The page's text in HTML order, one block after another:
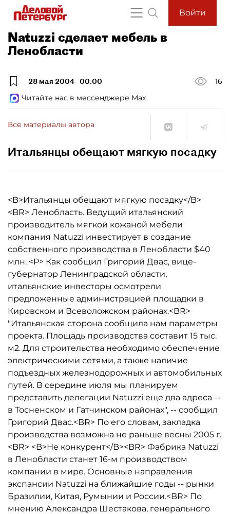
Войти
Natuzzi сделает мебель в
Ленобласти
28 мая 2004 00:00
16
Читайте нас в мессенджере Max
Все материалы автора
Итальянцы обещают мягкую посадку
<B>Итальянцы обещают мягкую посадку</B>
<BR> Ленобласть. Ведущий итальянский
производитель мягкой кожаной мебели
компания Natuzzi инвестирует в создание
собственного производства в Ленобласти $40
млн. <P> Как сообщил Григорий Двас, вице-
губернатор Ленинградской области,
итальянские инвесторы осмотрели
предложенные администрацией площадки в
Кировском и Всеволожском районах.<BR>
"Итальянская сторона сообщила нам параметры
проекта. Площадь производства составит 15 тыс.
м2. Для строительства необходимо обеспечение
электрическими сетями, а также наличие
подъездных железнодорожных и автомобильных
путей. В середине июля мы планируем
представить делегации Natuzzi еще два адреса --
в Тосненском и Гатчинском районах", -- сообщил
Григорий Двас.<BR> По его словам, закладка
производства возможна не раньше весны 2005 г.
<BR> <B>Не конкурент</B><BR> Фабрика Natuzzi
в Ленобласти станет 16-м производством
компании в мире. Основные направления
экспансии Natuzzi на ближайшие годы -- рынки
Бразилии, Китая, Румынии и России.<BR> По
мнению Александра Шестакова, генерального